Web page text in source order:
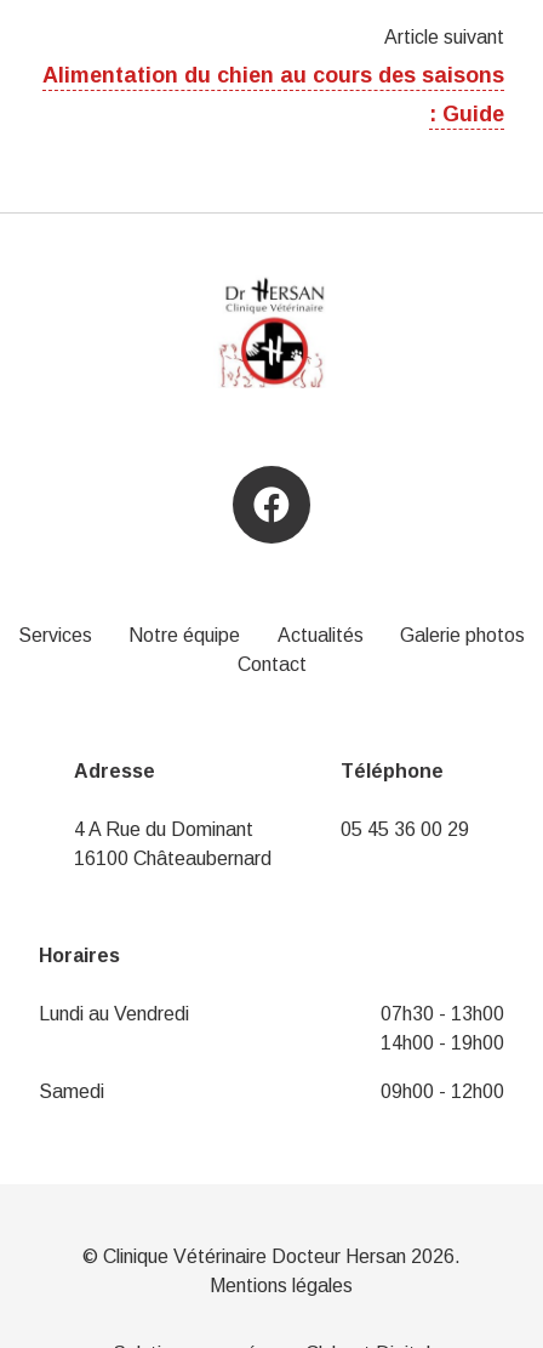
Article suivant
Alimentation du chien au cours des saisons
: Guide
Services Notre équipe Actualités
Galerie photos
Contact
Adresse
4 A Rue du Dominant
16100 Châteaubernard
Téléphone
05 45 36 00 29
Horaires
Lundi au Vendredi
07h30 - 13h00
14h00 - 19h00
Samedi 09h00 - 12h00
© Clinique Vétérinaire Docteur Hersan 2026.
Mentions légales